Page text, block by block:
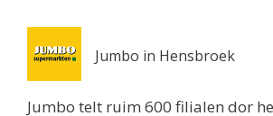
Routebeschrijving
Ammerdorfferstraat 3
Jumbo in Hensbroek
Jumbo telt ruim 600 filialen dor